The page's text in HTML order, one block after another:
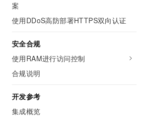
案
使用DDoS高防部署HTTPS双向认证
安全合规
使用RAM进行访问控制
合规说明
开发参考
集成概览